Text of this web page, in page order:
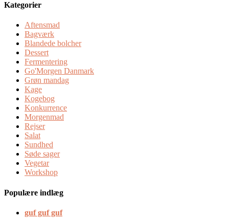
Kategorier
Aftensmad
Bagværk
Blandede bolcher
Dessert
Fermentering
Go'Morgen Danmark
Grøn mandag
Kage
Kogebog
Konkurrence
Morgenmad
Rejser
Salat
Sundhed
Søde sager
Vegetar
Workshop
Populære indlæg
guf guf guf